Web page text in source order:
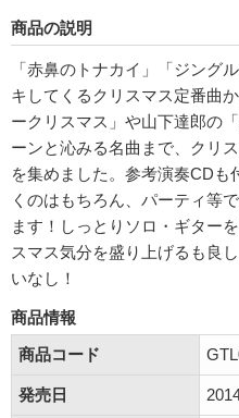
商品の説明
「赤鼻のトナカイ」「ジング
キしてくるクリスマス定番曲
ークリスマス」や山下達郎の
ーンと沁みる名曲まで、クリ
を集めました。参考演奏CD
くのはもちろん、パーティ等
ます！しっとりソロ・ギター
スマス気分を盛り上げるも良
いなし！
商品情報
商品コード
発売日